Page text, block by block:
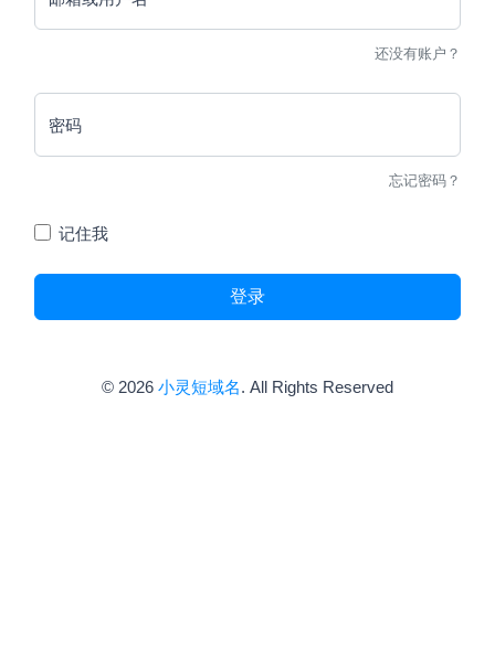
还没有账户？
密码
忘记密码？
记住我
登录
© 2026 小灵短域名. All Rights Reserved